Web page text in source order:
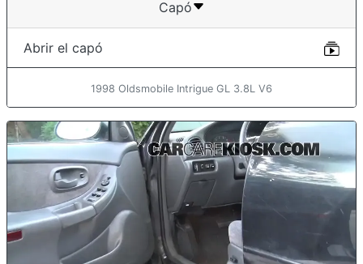
Capó
Abrir el capó
1998 Oldsmobile Intrigue GL 3.8L V6